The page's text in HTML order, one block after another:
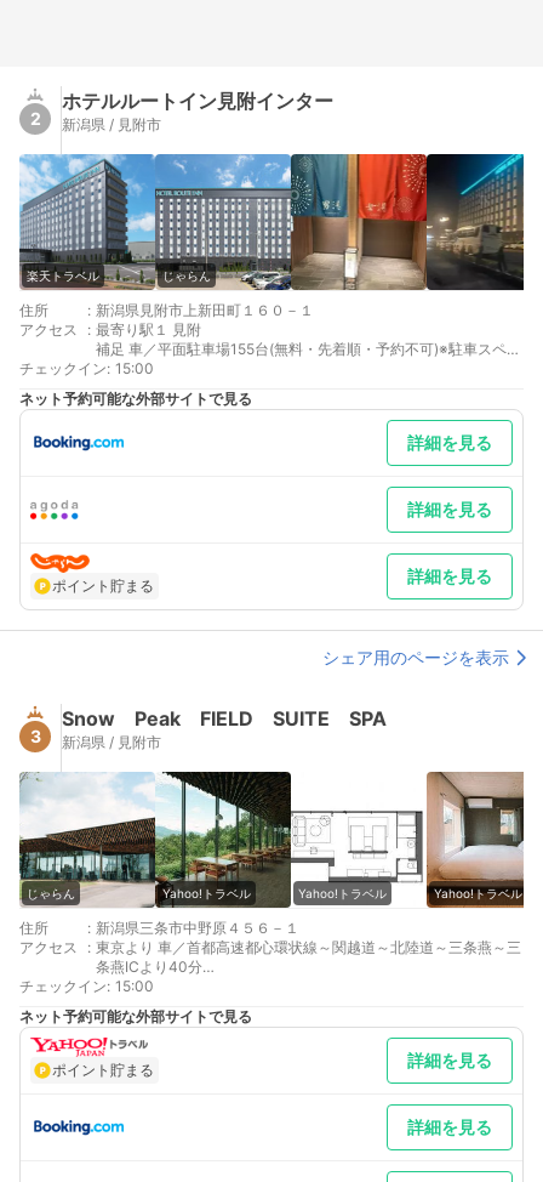
2
ホテルルートイン見附インター
新潟県 / 見附市
楽天トラベル じゃらん
住所 : 新潟県見附市上新田町１６０－１
アクセス
: 最寄り駅１ 見附
補足 車／平面駐車場155台(無料・先着順・予約不可)※駐車スペー
ス1区画を超える車両の駐車不可
チェックイン: 15:00
ネット予約可能な外部サイトで見る
詳細を見る
詳細を見る
ポイント貯まる 詳細を見る
シェア用のページを表示
3
Snow Peak FIELD SUITE SPA
新潟県 / 見附市
じゃらん Yahoo!トラベル Yahoo!トラベル Yahoo!トラベル
住所 : 新潟県三条市中野原４５６－１
アクセス
: 東京より 車／首都高速都心環状線～関越道～北陸道～三条燕～三
条燕ICより40分
大阪より 車／北陸自動車道～三条燕～三条燕ICより40分
チェックイン: 15:00
ネット予約可能な外部サイトで見る
ポイント貯まる 詳細を見る
詳細を見る